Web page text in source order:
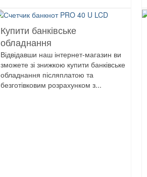
Купити банківське
обладнання
Відвідавши наш інтернет-магазин ви
зможете зі знижкою купити банківське
обладнання післяплатою та
безготівковим розрахунком з...